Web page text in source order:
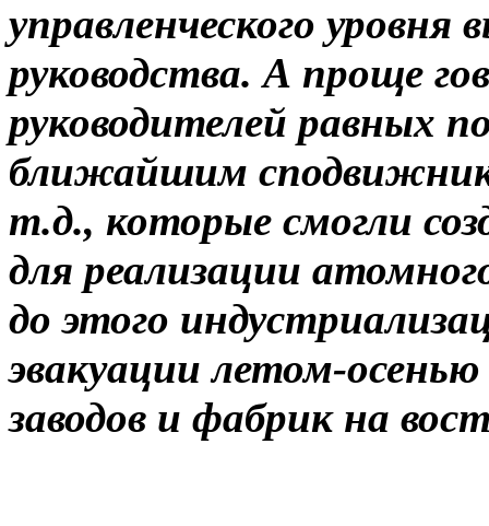
управленческого уровня
руководства. А проще
руководителей равных
ближайшим
т.д., которые смогли
для реализации
до этого
эвакуации летом-
заводов и фабрик на